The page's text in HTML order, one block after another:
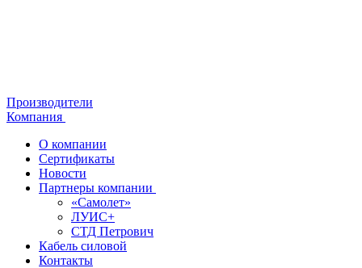
Производители
Компания
О компании
Сертификаты
Новости
Партнеры компании
«Самолет»
ЛУИС+
СТД Петрович
Кабель силовой
Контакты